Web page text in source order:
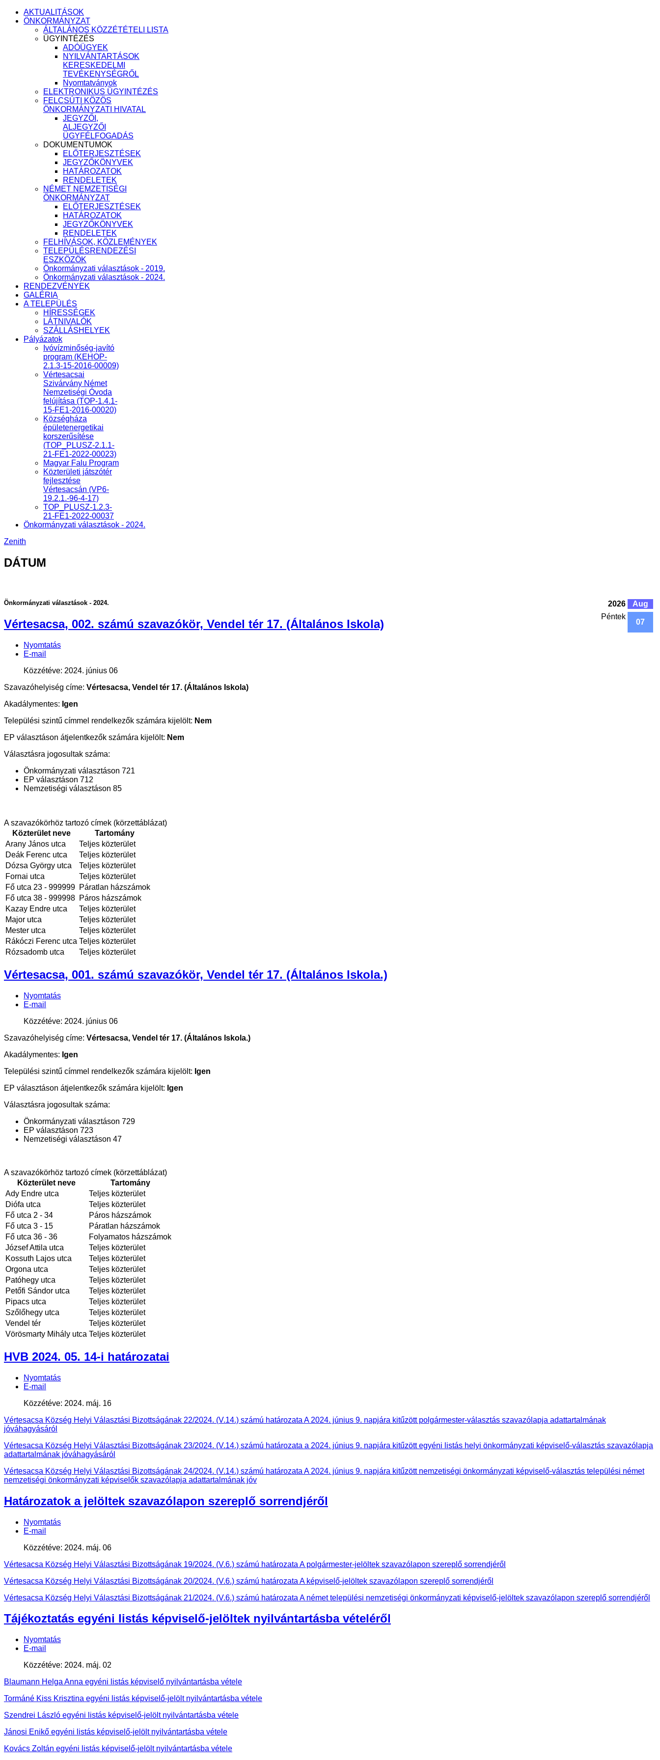
AKTUALITÁSOK
ÖNKORMÁNYZAT
ÁLTALÁNOS KÖZZÉTÉTELI LISTA
ÜGYINTÉZÉS
ADÓÜGYEK
NYILVÁNTARTÁSOK
KERESKEDELMI
TEVÉKENYSÉGRŐL
Nyomtatványok
ELEKTRONIKUS ÜGYINTÉZÉS
FELCSÚTI KÖZÖS
ÖNKORMÁNYZATI HIVATAL
JEGYZŐI,
ALJEGYZŐI
ÜGYFÉLFOGADÁS
DOKUMENTUMOK
ELŐTERJESZTÉSEK
JEGYZŐKÖNYVEK
HATÁROZATOK
RENDELETEK
NÉMET NEMZETISÉGI
ÖNKORMÁNYZAT
ELŐTERJESZTÉSEK
HATÁROZATOK
JEGYZŐKÖNYVEK
RENDELETEK
FELHÍVÁSOK, KÖZLEMÉNYEK
TELEPÜLÉSRENDEZÉSI
ESZKÖZÖK
Önkormányzati választások - 2019.
Önkormányzati választások - 2024.
RENDEZVÉNYEK
GALÉRIA
A TELEPÜLÉS
HÍRESSÉGEK
LÁTNIVALÓK
SZÁLLÁSHELYEK
Pályázatok
Ivóvízminőség-javító
program (KEHOP-
2.1.3-15-2016-00009)
Vértesacsai
Szivárvány Német
Nemzetiségi Óvoda
felújítása (TOP-1.4.1-
15-FE1-2016-00020)
Községháza
épületenergetikai
korszerűsítése
(TOP_PLUSZ-2.1.1-
21-FE1-2022-00023)
Magyar Falu Program
Közterületi játszótér
fejlesztése
Vértesacsán (VP6-
19.2.1.-96-4-17)
TOP_PLUSZ-1.2.3-
21-FE1-2022-00037
Önkormányzati választások - 2024.
Zenith
DÁTUM
2026
Aug
Péntek
07
Önkormányzati választások - 2024.
Vértesacsa, 002. számú szavazókör, Vendel tér 17. (Általános Iskola)
Nyomtatás
E-mail
Közzétéve: 2024. június 06
Szavazóhelyiség címe: Vértesacsa, Vendel tér 17. (Általános Iskola)
Akadálymentes: Igen
Települési szintű címmel rendelkezők számára kijelölt: Nem
EP választáson átjelentkezők számára kijelölt: Nem
Választásra jogosultak száma:
Önkormányzati választáson 721
EP választáson 712
Nemzetiségi választáson 85
A szavazókörhöz tartozó címek (körzettáblázat)
Közterület neve
Tartomány
Arany János utca
Teljes közterület
Deák Ferenc utca
Teljes közterület
Dózsa György utca
Teljes közterület
Fornai utca
Teljes közterület
Fő utca 23 - 999999 Páratlan házszámok
Fő utca 38 - 999998 Páros házszámok
Kazay Endre utca
Teljes közterület
Major utca
Teljes közterület
Mester utca
Teljes közterület
Rákóczi Ferenc utca Teljes közterület
Rózsadomb utca
Teljes közterület
Vértesacsa, 001. számú szavazókör, Vendel tér 17. (Általános Iskola.)
Nyomtatás
E-mail
Közzétéve: 2024. június 06
Szavazóhelyiség címe: Vértesacsa, Vendel tér 17. (Általános Iskola.)
Akadálymentes: Igen
Települési szintű címmel rendelkezők számára kijelölt: Igen
EP választáson átjelentkezők számára kijelölt: Igen
Választásra jogosultak száma:
Önkormányzati választáson 729
EP választáson 723
Nemzetiségi választáson 47
A szavazókörhöz tartozó címek (körzettáblázat)
Közterület neve
Tartomány
Ady Endre utca
Teljes közterület
Diófa utca
Teljes közterület
Fő utca 2 - 34
Páros házszámok
Fő utca 3 - 15
Páratlan házszámok
Fő utca 36 - 36
Folyamatos házszámok
József Attila utca
Teljes közterület
Kossuth Lajos utca
Teljes közterület
Orgona utca
Teljes közterület
Patóhegy utca
Teljes közterület
Petőfi Sándor utca
Teljes közterület
Pipacs utca
Teljes közterület
Szőlőhegy utca
Teljes közterület
Vendel tér
Teljes közterület
Vörösmarty Mihály utca Teljes közterület
HVB 2024. 05. 14-i határozatai
Nyomtatás
E-mail
Közzétéve: 2024. máj. 16
Vértesacsa Község Helyi Választási Bizottságának 22/2024. (V.14.) számú határozata A 2024. június 9. napjára kitűzött polgármester-választás szavazólapja adattartalmának
jóváhagyásáról
Vértesacsa Község Helyi Választási Bizottságának 23/2024. (V.14.) számú határozata a 2024. június 9. napjára kitűzött egyéni listás helyi önkormányzati képviselő-választás szavazólapja
adattartalmának jóváhagyásáról
Vértesacsa Község Helyi Választási Bizottságának 24/2024. (V.14.) számú határozata A 2024. június 9. napjára kitűzött nemzetiségi önkormányzati képviselő-választás települési német
nemzetiségi önkormányzati képviselők szavazólapja adattartalmának jóv
Határozatok a jelöltek szavazólapon szereplő sorrendjéről
Nyomtatás
E-mail
Közzétéve: 2024. máj. 06
Vértesacsa Község Helyi Választási Bizottságának 19/2024. (V.6.) számú határozata A polgármester-jelöltek szavazólapon szereplő sorrendjéről
Vértesacsa Község Helyi Választási Bizottságának 20/2024. (V.6.) számú határozata A képviselő-jelöltek szavazólapon szereplő sorrendjéről
Vértesacsa Község Helyi Választási Bizottságának 21/2024. (V.6.) számú határozata A német települési nemzetiségi önkormányzati képviselő-jelöltek szavazólapon szereplő sorrendjéről
Tájékoztatás egyéni listás képviselő-jelöltek nyilvántartásba vételéről
Nyomtatás
E-mail
Közzétéve: 2024. máj. 02
Blaumann Helga Anna egyéni listás képviselő nyilvántartásba vétele
Tormáné Kiss Krisztina egyéni listás képviselő-jelölt nyilvántartásba vétele
Szendrei László egyéni listás képviselő-jelölt nyilvántartásba vétele
Jánosi Enikő egyéni listás képviselő-jelölt nyilvántartásba vétele
Kovács Zoltán egyéni listás képviselő-jelölt nyilvántartásba vétele